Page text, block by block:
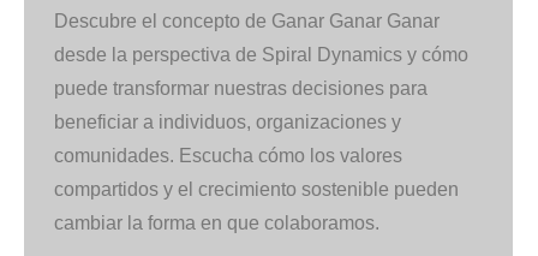
Descubre el concepto de Ganar Ganar Ganar
desde la perspectiva de Spiral Dynamics y cómo
puede transformar nuestras decisiones para
beneficiar a individuos, organizaciones y
comunidades. Escucha cómo los valores
compartidos y el crecimiento sostenible pueden
cambiar la forma en que colaboramos.